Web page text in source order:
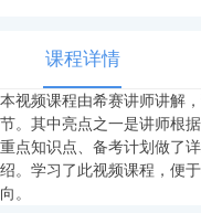
课程详情
本视频课程由希赛讲师讲解
节。其中亮点之一是讲师根
重点知识点、备考计划做了
绍。学习了此视频课程，便
向。